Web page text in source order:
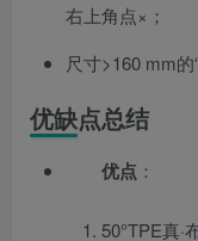
右上角点×；
尺寸>160 mm的
优缺点总结
优点 ：
50°TPE真·